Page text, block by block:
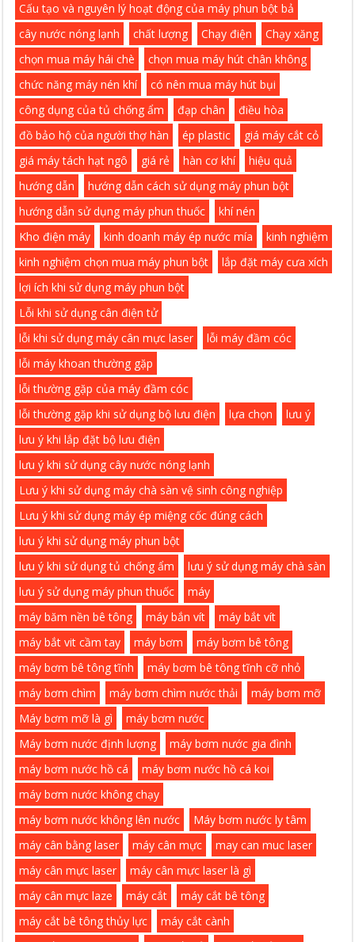
Cấu tạo và nguyên lý hoạt động của máy phun bột bả
cây nước nóng lạnh
chất lượng Chạy điện
Chạy xăng
chọn mua máy hái chè
chọn mua máy hút chân không
chức năng máy nén khí
có nên mua máy hút bụi
công dụng của tủ chống ẩm
đạp chân
điều hòa
đồ bảo hộ của người thợ hàn
ép plastic
giá máy cắt cỏ
giá máy tách hạt ngô
giá rẻ hàn cơ khí
hiệu quả
hướng dẫn
hướng dẫn cách sử dụng máy phun bột
hướng dẫn sử dụng máy phun thuốc
khí nén
Kho điện máy
kinh doanh máy ép nước mía
kinh nghiệm
kinh nghiệm chọn mua máy phun bột
lắp đặt máy cưa xích
lợi ích khi sử dụng máy phun bột
Lỗi khi sử dụng cân điện tử
lỗi khi sử dụng máy cân mực laser
lỗi máy đầm cóc
lỗi máy khoan thường gặp
lỗi thường gặp của máy đầm cóc
lỗi thường gặp khi sử dụng bộ lưu điện
lựa chọn
lưu ý
lưu ý khi lắp đặt bộ lưu điện
lưu ý khi sử dụng cây nước nóng lạnh
Lưu ý khi sử dụng máy chà sàn vệ sinh công nghiệp
Lưu ý khi sử dụng máy ép miệng cốc đúng cách
lưu ý khi sử dụng máy phun bột
lưu ý khi sử dụng tủ chống ẩm
lưu ý sử dụng máy chà sàn
lưu ý sử dụng máy phun thuốc
máy
máy băm nền bê tông
máy bắn vít
máy bắt vít
máy bắt vit cầm tay
máy bơm
máy bơm bê tông
máy bơm bê tông tĩnh
máy bơm bê tông tĩnh cỡ nhỏ
máy bơm chìm
máy bơm chìm nước thải
máy bơm mỡ
Máy bơm mỡ là gì
máy bơm nước
Máy bơm nước định lượng
máy bơm nước gia đình
máy bơm nước hồ cá
máy bơm nước hồ cá koi
máy bơm nước không chạy
máy bơm nước không lên nước
Máy bơm nước ly tâm
máy cân bằng laser
máy cân mực
may can muc laser
máy cân mực laser
máy cân mực laser là gì
máy cân mực laze
máy cắt
máy cắt bê tông
máy cắt bê tông thủy lực
máy cắt cành